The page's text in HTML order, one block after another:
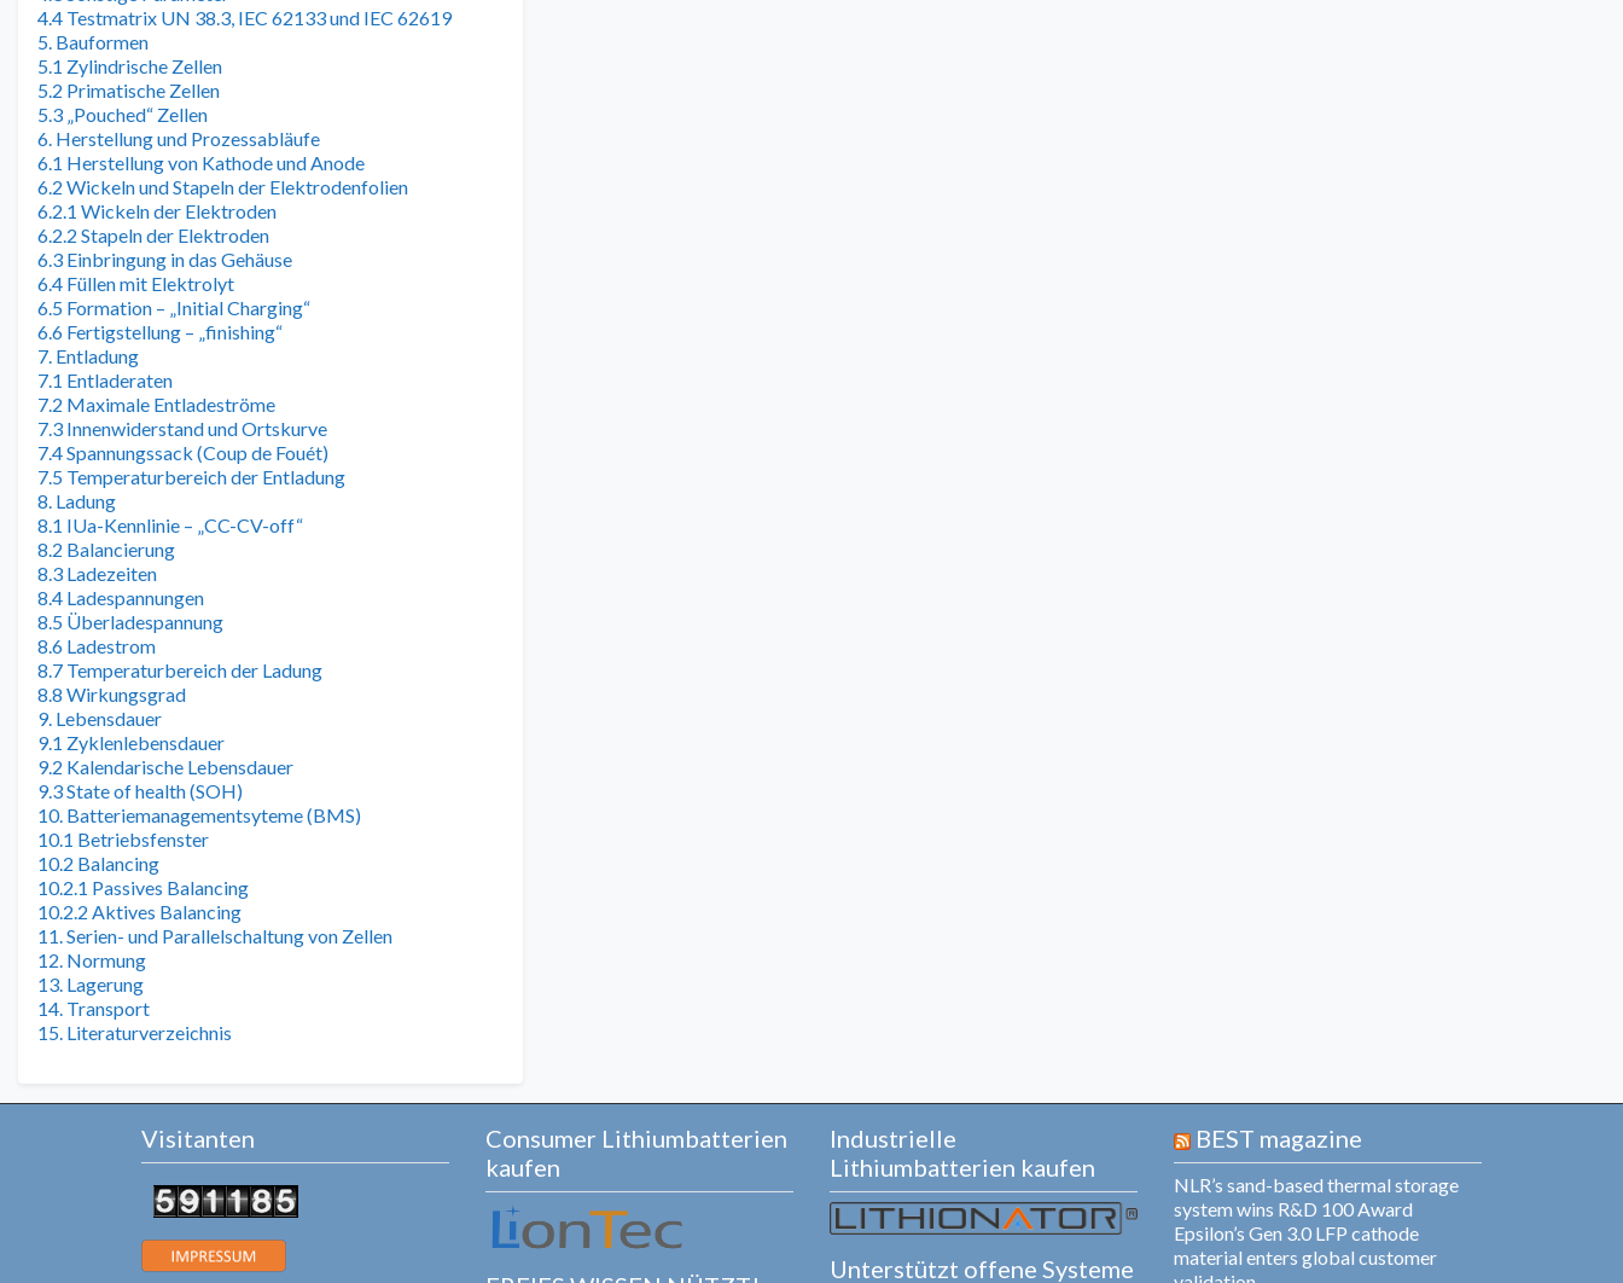
4.4 Testmatrix UN 38.3, IEC 62133 und IEC 62619
5. Bauformen
5.1 Zylindrische Zellen
5.2 Primatische Zellen
5.3 „Pouched“ Zellen
6. Herstellung und Prozessabläufe
6.1 Herstellung von Kathode und Anode
6.2 Wickeln und Stapeln der Elektrodenfolien
6.2.1 Wickeln der Elektroden
6.2.2 Stapeln der Elektroden
6.3 Einbringung in das Gehäuse
6.4 Füllen mit Elektrolyt
6.5 Formation – „Initial Charging“
6.6 Fertigstellung – „finishing“
7. Entladung
7.1 Entladeraten
7.2 Maximale Entladeströme
7.3 Innenwiderstand und Ortskurve
7.4 Spannungssack (Coup de Fouét)
7.5 Temperaturbereich der Entladung
8. Ladung
8.1 IUa-Kennlinie – „CC-CV-off“
8.2 Balancierung
8.3 Ladezeiten
8.4 Ladespannungen
8.5 Überladespannung
8.6 Ladestrom
8.7 Temperaturbereich der Ladung
8.8 Wirkungsgrad
9. Lebensdauer
9.1 Zyklenlebensdauer
9.2 Kalendarische Lebensdauer
9.3 State of health (SOH)
10. Batteriemanagementsyteme (BMS)
10.1 Betriebsfenster
10.2 Balancing
10.2.1 Passives Balancing
10.2.2 Aktives Balancing
11. Serien- und Parallelschaltung von Zellen
12. Normung
13. Lagerung
14. Transport
15. Literaturverzeichnis
Visitanten
Consumer Lithiumbatterien
kaufen
Industrielle
Lithiumbatterien kaufen
Unterstützt offene Systeme
BEST magazine
NLR’s sand-based thermal storage
system wins R&D 100 Award
Epsilon’s Gen 3.0 LFP cathode
material enters global customer